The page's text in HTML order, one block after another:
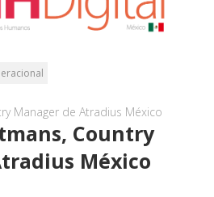
Manager de Atradius México
Country
México